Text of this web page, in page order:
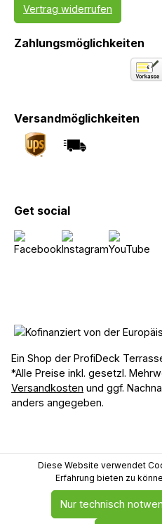
Vertrag widerrufen
Zahlungsmöglichkeiten
Versandmöglichkeiten
Get social
Ein Shop der ProfiDeck
*Alle Preise inkl. gesetzl.
Versandkosten und ggf.
anders angegeben.
Diese Website verwendet
Erfahrung bieten zu
Nur technisch